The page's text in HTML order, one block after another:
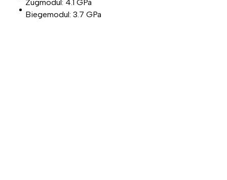
Zugmodul: 4.1 GPa
Biegemodul: 3.7 GPa